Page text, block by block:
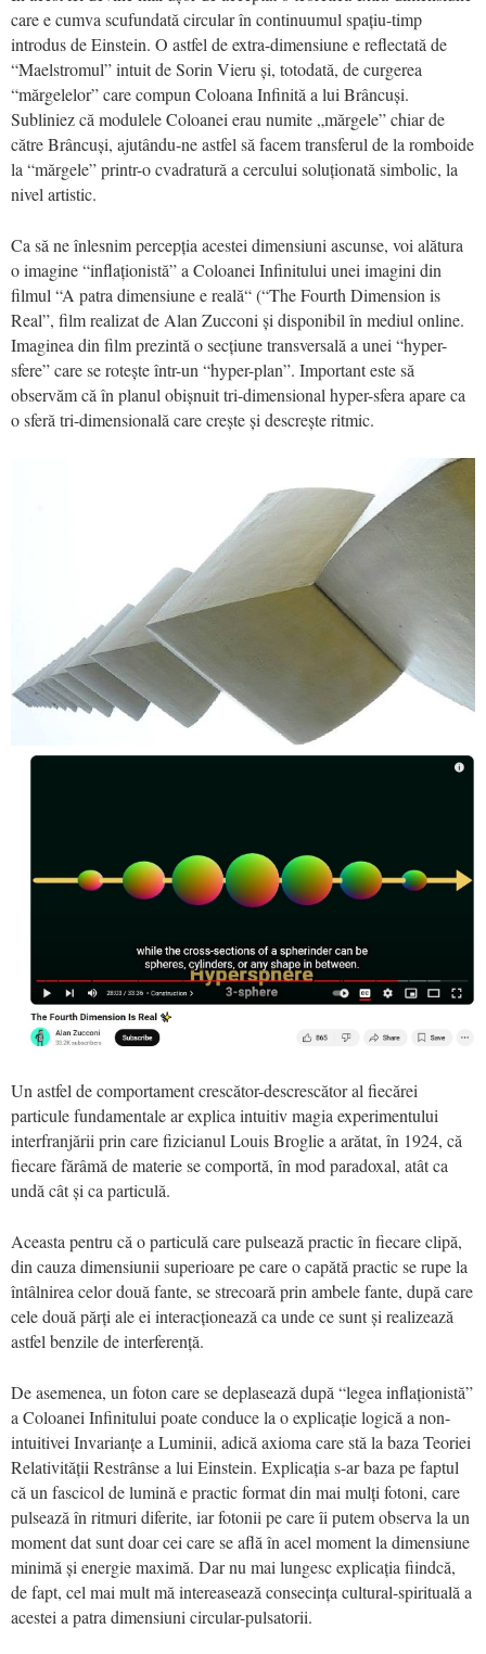
care e cumva scufundată circular în continuumul spațiu-timp
introdus de Einstein. O astfel de extra-dimensiune e reflectată de
“Maelstromul” intuit de Sorin Vieru și, totodată, de curgerea
“mărgelelor” care compun Coloana Infinită a lui Brâncuși.
Subliniez că modulele Coloanei erau numite „mărgele” chiar de
către Brâncuși, ajutându-ne astfel să facem transferul de la romboide
la “mărgele” printr-o cvadratură a cercului soluționată simbolic, la
nivel artistic.
Ca să ne înlesnim percepția acestei dimensiuni ascunse, voi alătura
o imagine “inflaționistă” a Coloanei Infinitului unei imagini din
filmul “A patra dimensiune e reală“ (“The Fourth Dimension is
Real”, film realizat de Alan Zucconi și disponibil în mediul online.
Imaginea din film prezintă o secțiune transversală a unei “hyper-
sfere” care se rotește într-un “hyper-plan”. Important este să
observăm că în planul obișnuit tri-dimensional hyper-sfera apare ca
o sferă tri-dimensională care crește și descrește ritmic.
Un astfel de comportament crescător-descrescător al fiecărei
particule fundamentale ar explica intuitiv magia experimentului
interfranjării prin care fizicianul Louis Broglie a arătat, în 1924, că
fiecare fărâmă de materie se comportă, în mod paradoxal, atât ca
undă cât și ca particulă.
Aceasta pentru că o particulă care pulsează practic în fiecare clipă,
din cauza dimensiunii superioare pe care o capătă practic se rupe la
întâlnirea celor două fante, se strecoară prin ambele fante, după care
cele două părți ale ei interacționează ca unde ce sunt și realizează
astfel benzile de interferență.
De asemenea, un foton care se deplasează după “legea inflaționistă”
a Coloanei Infinitului poate conduce la o explicație logică a non-
intuitivei Invarianțe a Luminii, adică axioma care stă la baza Teoriei
Relativității Restrânse a lui Einstein. Explicația s-ar baza pe faptul
că un fascicol de lumină e practic format din mai mulți fotoni, care
pulsează în ritmuri diferite, iar fotonii pe care îi putem observa la un
moment dat sunt doar cei care se află în acel moment la dimensiune
minimă și energie maximă. Dar nu mai lungesc explicația fiindcă,
de fapt, cel mai mult mă intereasează consecința cultural-spirituală a
acestei a patra dimensiuni circular-pulsatorii.